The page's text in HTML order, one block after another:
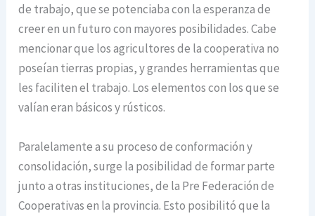
de trabajo, que se potenciaba con la esperanza de
creer en un futuro con mayores posibilidades. Cabe
mencionar que los agricultores de la cooperativa no
poseían tierras propias, y grandes herramientas que
les faciliten el trabajo. Los elementos con los que se
valían eran básicos y rústicos.
Paralelamente a su proceso de conformación y
consolidación, surge la posibilidad de formar parte
junto a otras instituciones, de la Pre Federación de
Cooperativas en la provincia. Esto posibilitó que la